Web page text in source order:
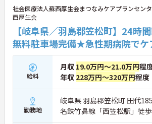
社会医療法人蘇西厚生会まつなみケアプランセン
西厚生会
【岐阜県／羽島郡笠松町】24時
無料駐車場完備★急性期病院でケ
給料
月収 19.0万円～21.0万円程
年収 228万円～320万円程度
勤務地
岐阜県 羽島郡笠松町 田代
名鉄竹鼻線「西笠松駅」徒